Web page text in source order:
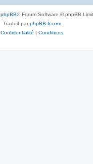
phpBB® Forum Software © phpBB
Traduit parphpBB-fr.com
Confidentialité | Conditions